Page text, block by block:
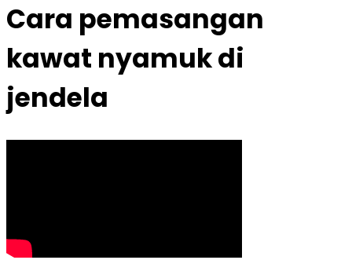
Cara pemasangan
kawat nyamuk di
jendela